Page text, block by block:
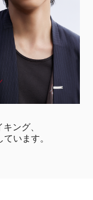
ング、
います。